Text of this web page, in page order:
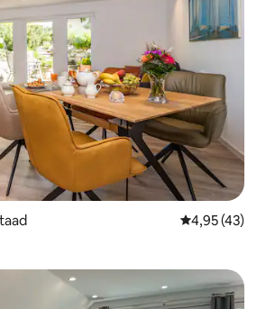
4,95 ud af 5 i
4,95 (43)